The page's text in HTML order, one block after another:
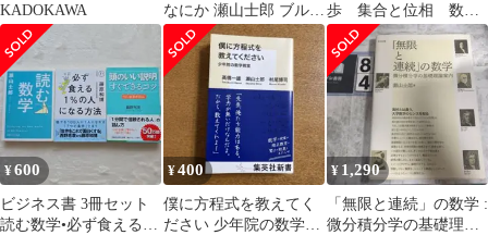
KADOKAWA
なにか 瀬山士郎 ブルー
バックス
歩 集合と位相 数学
はいかに「無限」をか
ぞえたのか/講談社/瀬山
士郎（新書）
¥600
ビジネス書 3冊セット
読む数学•必ず食える
¥400
僕に方程式を教えてく
ださい 少年院の数学教
¥ 1,290
「無限と連続」の数学 :
微分積分学の基礎理論